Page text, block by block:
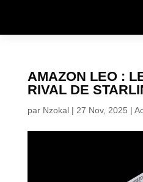
AMAZON LEO :
RIVAL DE
par Nzokal| 27 Nov, 2025 |